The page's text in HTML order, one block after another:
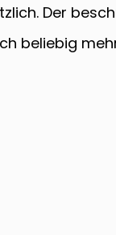
Der
beliebig